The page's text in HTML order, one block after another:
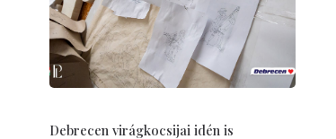
Debrecen virágkocsijai idén is